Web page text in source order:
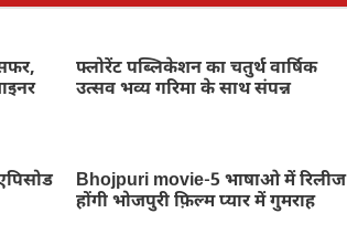
फ्लोरेंट पब्लिकेशन का चतुर्थ वार्षिक
उत्सव भव्य गरिमा के साथ संपन्न
Bhojpuri movie-5 भाषाओ में रिलीज
होंगी भोजपुरी फ़िल्म प्यार में गुमराह